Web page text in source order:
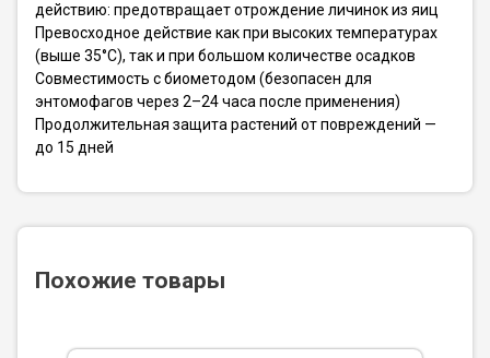
действию: предотвращает отрождение личинок из яиц
Превосходное действие как при высоких температурах
(выше 35°С), так и при большом количестве осадков
Совместимость с биометодом (безопасен для
энтомофагов через 2–24 часа после применения)
Продолжительная защита растений от повреждений —
до 15 дней
Похожие товары